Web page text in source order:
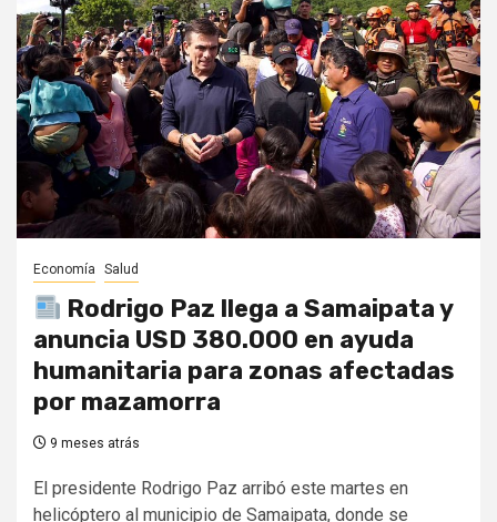
Economía Salud
Rodrigo Paz llega a Samaipata y
anuncia USD 380.000 en ayuda
humanitaria para zonas afectadas
por mazamorra
9 meses atrás
El presidente Rodrigo Paz arribó este martes en
helicóptero al municipio de Samaipata, donde se